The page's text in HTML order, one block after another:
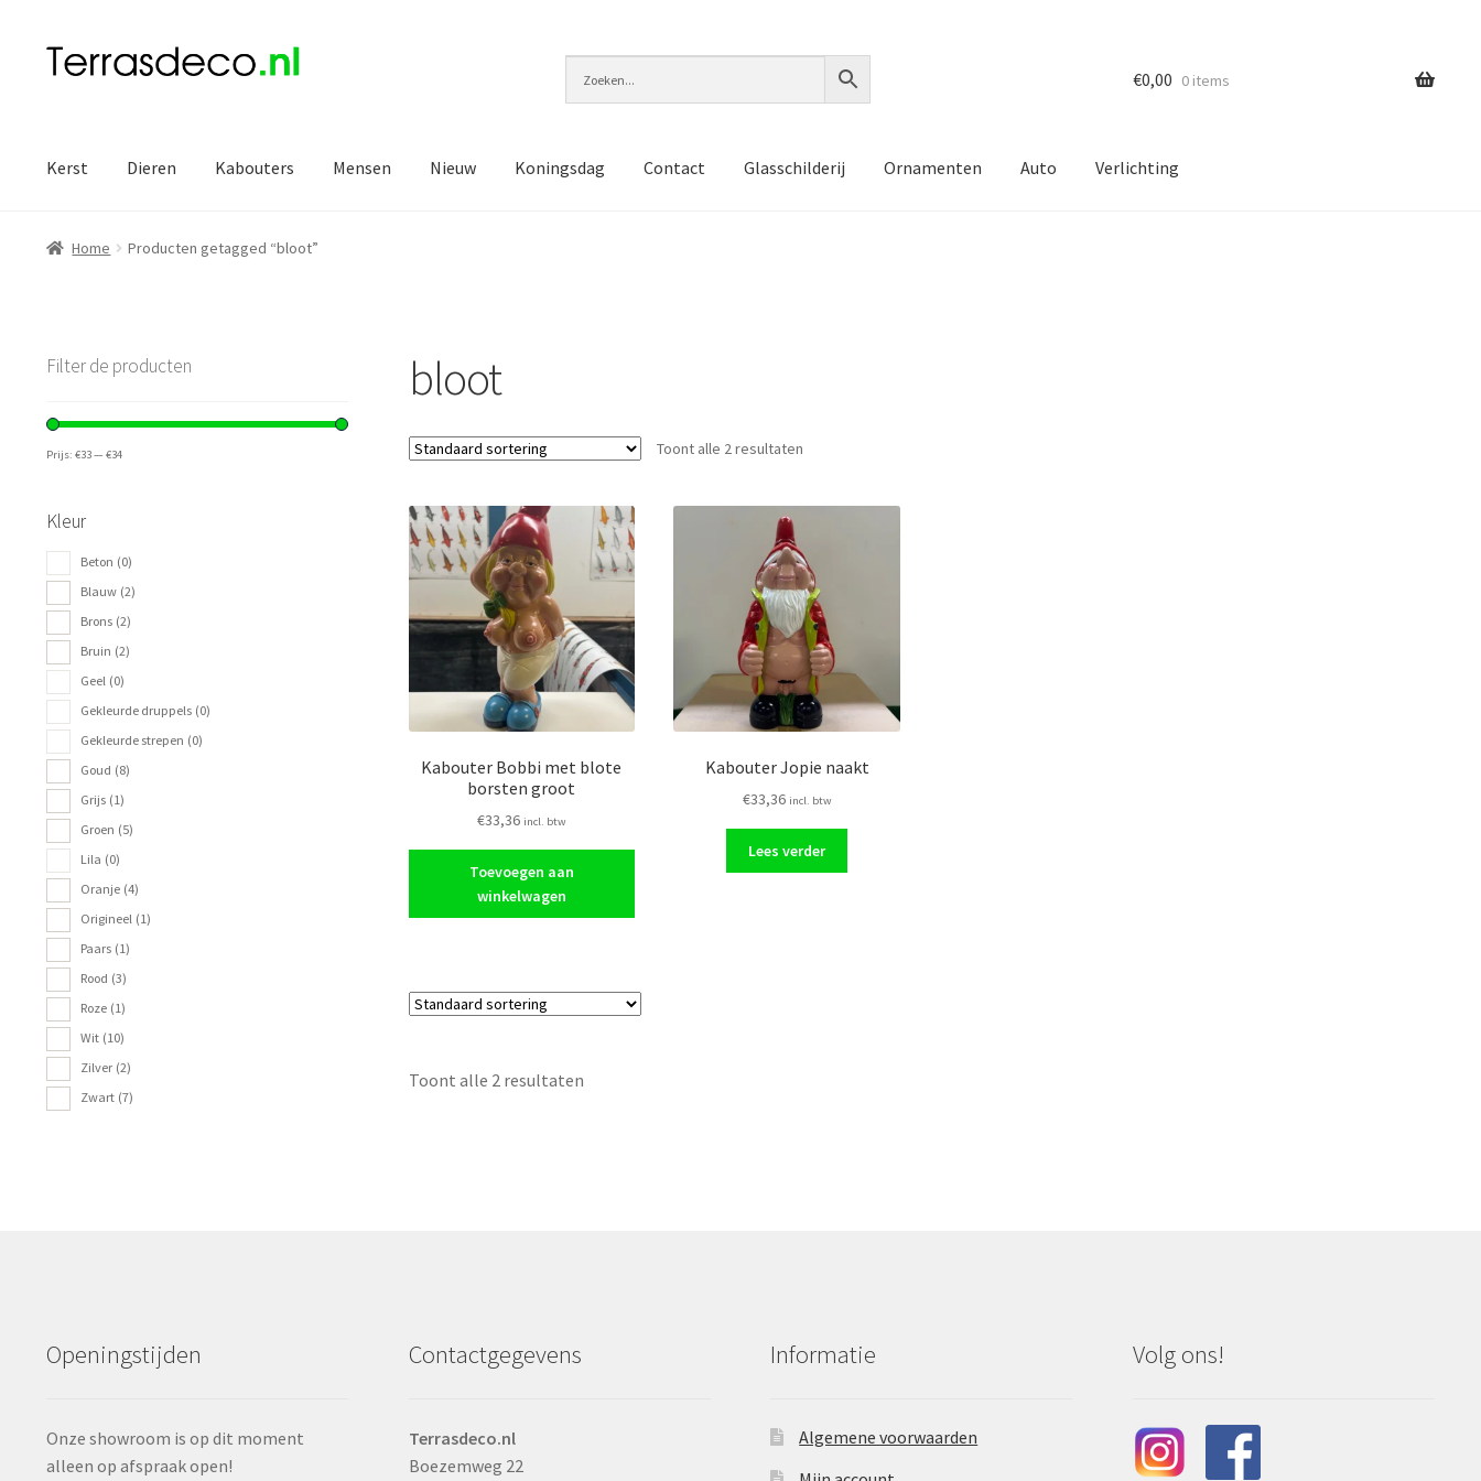
Ga
Ga
€0,00 0 items
Kerst Dieren Kabouters Mensen Nieuw Koningsdag Contact Glasschilderij Ornamenten Auto Verlichting
Home Producten getagged “bloot”
bloot
Toont alle 2 resultaten
Kabouter Bobbi met blote
borsten groot
€33,36 incl. btw
Toevoegen aan
winkelwagen
Kabouter Jopie naakt
€33,36 incl. btw
Lees verder
Toont alle 2 resultaten
Filter de producten
Prijs: €33— €34
Kleur
Beton (0)
Blauw (2)
Brons (2)
Bruin (2)
Geel (0)
Gekleurde druppels (0)
Gekleurde strepen (0)
Goud (8)
Grijs (1)
Groen (5)
Lila (0)
Oranje (4)
Origineel (1)
Paars (1)
Rood (3)
Roze (1)
Wit (10)
Zilver (2)
Zwart (7)
Openingstijden
Onze showroom is op dit moment
alleen op afspraak open!
Contactgegevens
Terrasdeco.nl
Boezemweg 22
Informatie
Algemene voorwaarden
Volg ons!